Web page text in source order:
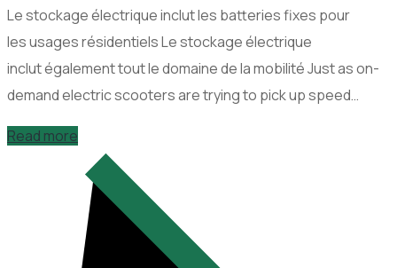
Le stockage électrique inclut les batteries fixes pour
les usages résidentiels Le stockage électrique
inclut également tout le domaine de la mobilité Just as on-
demand electric scooters are trying to pick up speed…
Read more